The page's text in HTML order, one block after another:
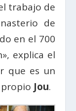
trabajo de
de
en el 700
explica el
que es un
Jou.